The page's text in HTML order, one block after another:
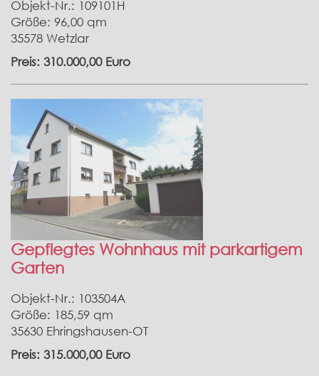
Objekt-Nr.: 109101H
Größe: 96,00 qm
35578 Wetzlar
Preis: 310.000,00 Euro
Gepflegtes Wohnhaus mit parkartigem
Garten
Objekt-Nr.: 103504A
Größe: 185,59 qm
35630 Ehringshausen-OT
Preis: 315.000,00 Euro